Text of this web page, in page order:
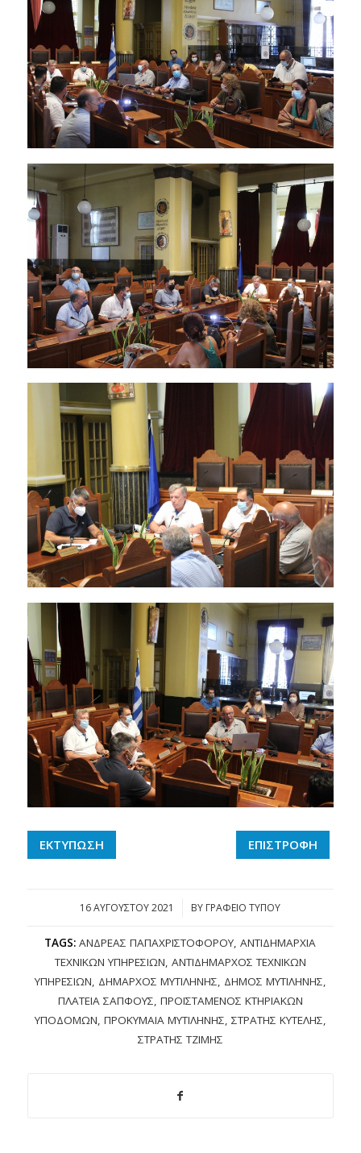
ΕΚΤΥΠΩΣΗ ΕΠΙΣΤΡΟΦΗ
16 ΑΥΓΟΎΣΤΟΥ 2021
/ BY ΓΡΑΦΕΙΟ ΤΥΠΟΥ
TAGS: ΑΝΔΡΈΑΣ ΠΑΠΑΧΡΙΣΤΟΦΌΡΟΥ ,ΑΝΤΙΔΗΜΑΡΧΊΑ
ΤΕΧΝΙΚΏΝ ΥΠΗΡΕΣΙΏΝ ΑΝΤΙΔΉΜΑΡΧΟΣ ΤΕΧΝΙΚΏΝ
ΥΠΗΡΕΣΙΏΝ ΔΉΜΑΡΧΟΣ ΜΥΤΙΛΉΝΗΣ ΔΉΜΟΣ ΜΥΤΙΛΉΝΗΣ
ΠΛΑΤΕΊΑ ΣΑΠΦΟΎΣ ΠΡΟΪΣΤΆΜΕΝΟΣ ΚΤΗΡΙΑΚΏΝ
ΥΠΟΔΟΜΏΝ ΠΡΟΚΥΜΑΊΑ ΜΥΤΙΛΉΝΗΣ ΣΤΡΑΤΉΣ ΚΎΤΕΛΗΣ
ΣΤΡΑΤΉΣ ΤΖΙΜΉΣ